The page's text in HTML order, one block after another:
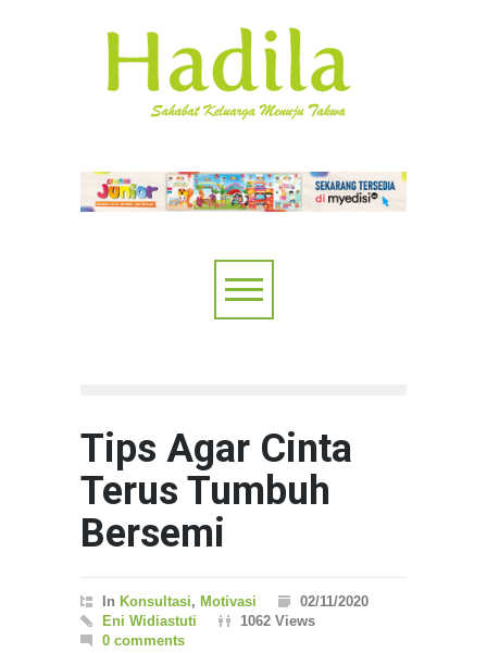
Tips Agar Cinta
Terus Tumbuh
Bersemi
In Konsultasi, Motivasi
02/11/2020
Eni Widiastuti
1062 Views
0 comments